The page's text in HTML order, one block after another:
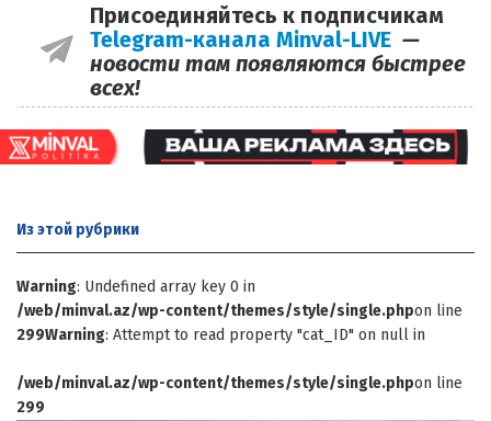
Присоединяйтесь к подписчикам
Telegram-канала Minval-LIVE —
новости там появляются быстрее
всех!
Из этой рубрики
Warning: Undefined array key 0 in
/web/minval.az/wp-content/themes/style/single.phpon line
299Warning: Attempt to read property "cat_ID" on null in
/web/minval.az/wp-content/themes/style/single.phpon line
299